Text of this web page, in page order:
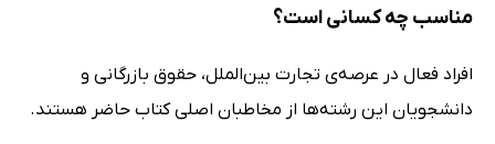
مناسب چه کسانی است؟
افراد فعال در عرصه‌ی تجارت بین‌الملل، حقوق بازرگانی و
دانشجویان این رشته‌ها از مخاطبان اصلی کتاب حاضر هستند.